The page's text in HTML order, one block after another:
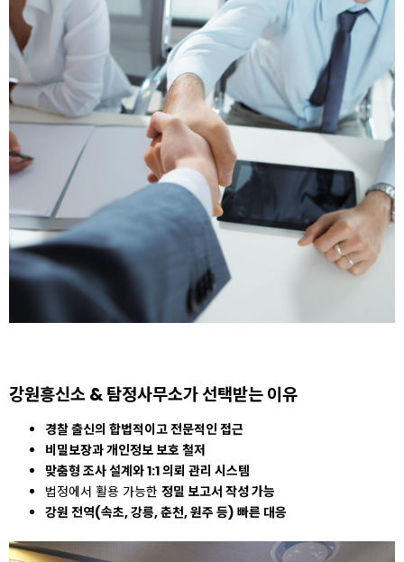
강원흥신소 & 탐정사무소가 선택받는 이유
경찰 출신의 합법적이고 전문적인 접근
비밀보장과 개인정보 보호 철저
맞춤형 조사 설계와 1:1 의뢰 관리 시스템
법정에서 활용 가능한 정밀 보고서 작성 가능
강원 전역(속초, 강릉, 춘천, 원주 등) 빠른 대응